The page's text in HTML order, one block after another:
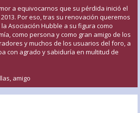
a equivocarnos que su pérdida inició el
Por eso, tras su renovación queremos
Asociación Hubble a su figura como
como persona y como gran amigo de los
y muchos de los usuarios del foro, a
con agrado y sabiduría en multitud de
amigo